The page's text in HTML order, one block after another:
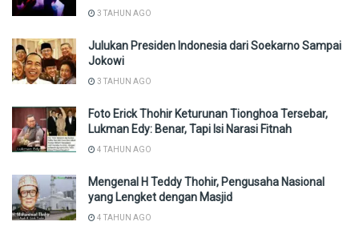
3 TAHUN AGO
Julukan Presiden Indonesia dari Soekarno Sampai
Jokowi
3 TAHUN AGO
Foto Erick Thohir Keturunan Tionghoa Tersebar,
Lukman Edy: Benar, Tapi Isi Narasi Fitnah
4 TAHUN AGO
Mengenal H Teddy Thohir, Pengusaha Nasional
yang Lengket dengan Masjid
4 TAHUN AGO